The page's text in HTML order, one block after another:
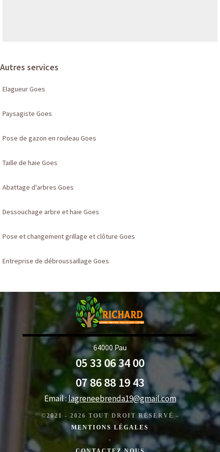
Autres services
Elagueur Goes
Paysagiste Goes
Pose de gazon en rouleau Goes
Taille de haie Goes
Abattage d'arbres Goes
Dessouchage arbre et haie Goes
Pose et changement grillage et clôture Goes
Entreprise de débroussaillage Goes
64000 Pau
05 33 06 34 00
07 86 88 19 43
Email :lagreneebrenda19@gmail.com
©2021 - 2026 TOUT DROIT RÉSERVÉ -
MENTIONS LÉGALES
-